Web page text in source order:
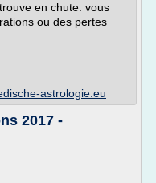
en chute: vous
ou des pertes
astrologie.eu
2017 -